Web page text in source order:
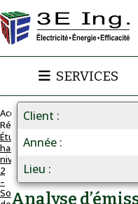
SERVICES
Accueil
Réalisations
Étude
harmonique
niveau
2
–
Société
ÉTUDE
HARMONIQUE
POUR
DES
Client
Année
Lieu
Analyse